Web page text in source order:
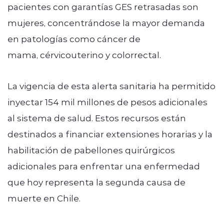
pacientes con garantías GES retrasadas son
mujeres, concentrándose la mayor demanda
en patologías como cáncer de
mama, cérvicouterino y colorrectal.
La vigencia de esta alerta sanitaria ha permitido
inyectar 154 mil millones de pesos adicionales
al sistema de salud. Estos recursos están
destinados a financiar extensiones horarias y la
habilitación de pabellones quirúrgicos
adicionales para enfrentar una enfermedad
que hoy representa la segunda causa de
muerte en Chile.